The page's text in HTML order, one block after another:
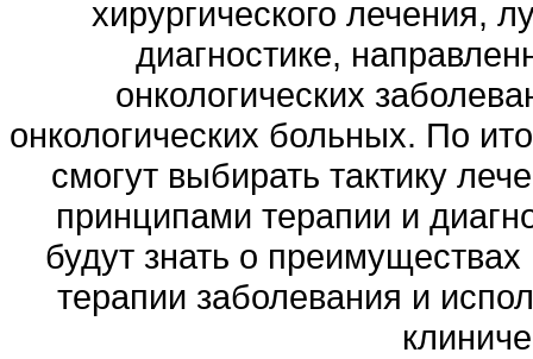
хирургического лечения,
диагностике,
онкологических
онкологических больных. По
смогут выбирать тактику
принципами терапии и
будут знать о
терапии заболевания и